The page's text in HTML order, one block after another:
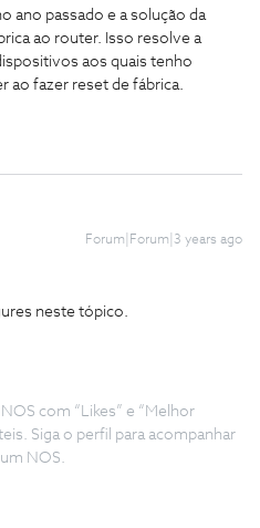
ano passado e a solução da
ao router. Isso resolve a
aos quais tenho
ao fazer reset de fábrica.
Forum|Forum|3 years ago
neste tópico.
com “Likes” e “Melhor
Siga o perfil para acompanhar
NOS.